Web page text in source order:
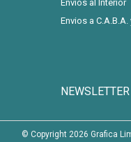
Envios al Interior
Envios a C.A.B.A.
NEWSLETTER
© Copyright 2026 Grafica